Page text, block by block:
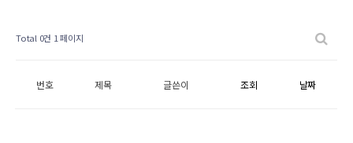
Total 0건 1 페이지
번호 제목 글쓴이 조회 날짜